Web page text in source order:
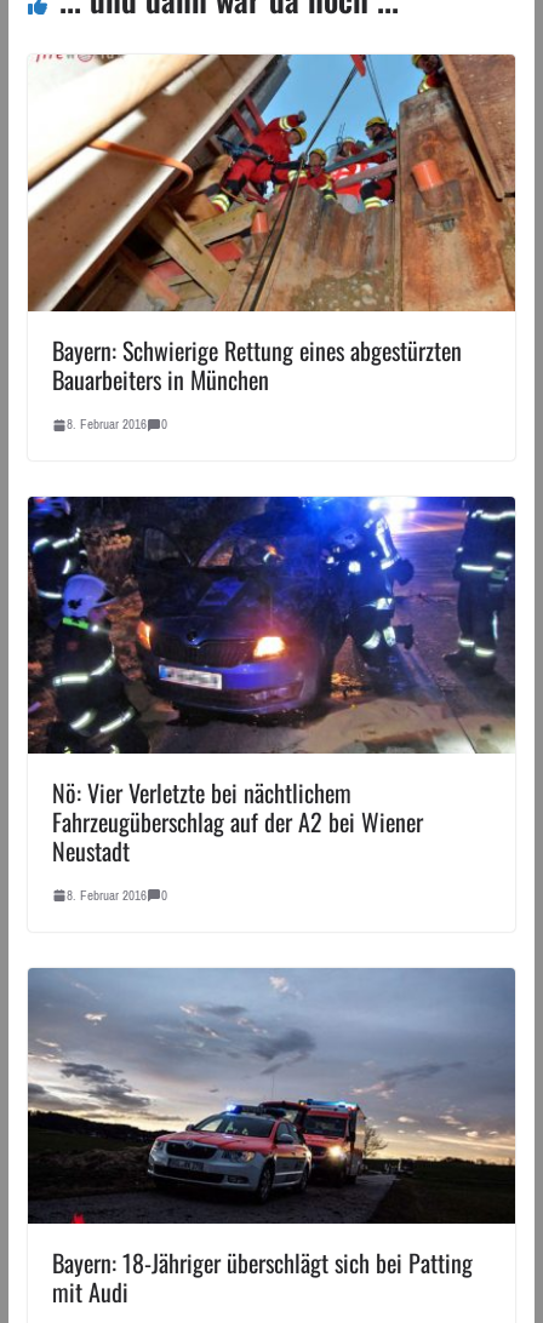
Bayern: Schwierige Rettung eines abgestürzten
Bauarbeiters in München
8. Februar 2016 0
Nö: Vier Verletzte bei nächtlichem
Fahrzeugüberschlag auf der A2 bei Wiener
Neustadt
8. Februar 2016 0
Bayern: 18-Jähriger überschlägt sich bei Patting
mit Audi